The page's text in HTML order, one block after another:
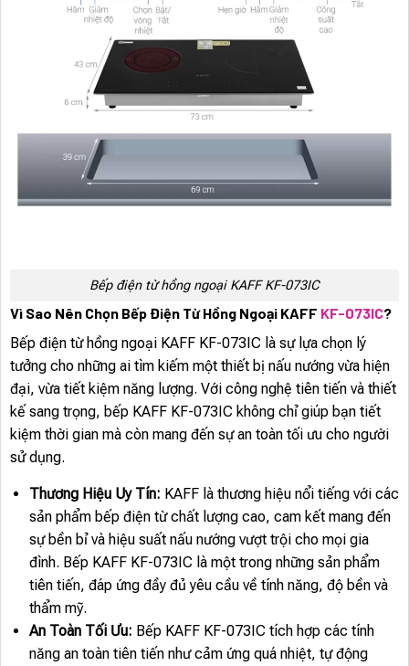
Bếp điện từ hồng ngoại KAFF KF-073IC
Vì Sao Nên Chọn Bếp Điện Từ Hồng Ngoại KAFF KF-073IC?
Bếp điện từ hồng ngoại KAFF KF-073IC là sự lựa chọn lý
tưởng cho những ai tìm kiếm một thiết bị nấu nướng vừa hiện
đại, vừa tiết kiệm năng lượng. Với công nghệ tiên tiến và thiết
kế sang trọng, bếp KAFF KF-073IC không chỉ giúp bạn tiết
kiệm thời gian mà còn mang đến sự an toàn tối ưu cho người
sử dụng.
Thương Hiệu Uy Tín: KAFF là thương hiệu nổi tiếng với các
sản phẩm bếp điện từ chất lượng cao, cam kết mang đến
sự bền bỉ và hiệu suất nấu nướng vượt trội cho mọi gia
đình. Bếp KAFF KF-073IC là một trong những sản phẩm
tiên tiến, đáp ứng đầy đủ yêu cầu về tính năng, độ bền và
thẩm mỹ.
An Toàn Tối Ưu: Bếp KAFF KF-073IC tích hợp các tính
năng an toàn tiên tiến như cảm ứng quá nhiệt, tự động